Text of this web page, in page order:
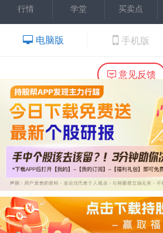
行情
学堂 买卖点
电脑版 手机版
意见反馈
内容提供：广州市万隆证券
Copyright ©2015 Wlstock. All
热线：020-